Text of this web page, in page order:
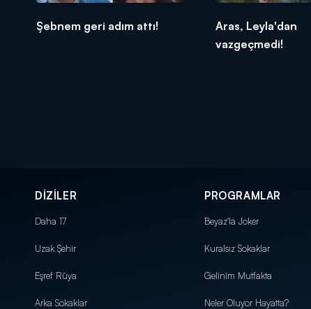
Şebnem geri adım attı!
Aras, Leyla'dan
vazgeçmedi!
DİZİLER
Daha 17
Uzak Şehir
Eşref Rüya
Arka Sokaklar
PROGRAMLAR
Beyaz'la Joker
Kuralsız Sokaklar
Gelinim Mutfakta
Neler Oluyor Hayatta?